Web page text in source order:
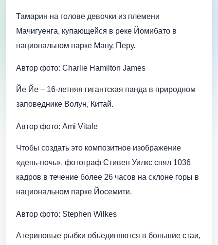
Тамарин на голове девочки из племени
Мачигуенга, купающейся в реке Йомибато в
национальном парке Ману, Перу.
Автор фото: Charlie Hamilton James
Йе Йе – 16-летняя гигантская панда в природном
заповеднике Волун, Китай.
Автор фото: Ami Vitale
Чтобы создать это композитное изображение
«день-ночь», фотограф Стивен Уилкс снял 1036
кадров в течение более 26 часов на склоне горы в
национальном парке Йосемити.
Автор фото: Stephen Wilkes
Атериновые рыбки объединяются в большие стаи,